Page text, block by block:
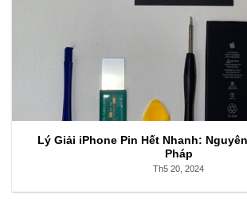
Lý Giải iPhone Pin Hết Nhanh:
Pháp
Th5 20, 2024